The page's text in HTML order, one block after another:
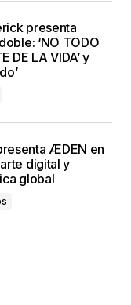
presenta
‘NO TODO
DE LA VIDA’ y
ÆDEN en
digital y
global